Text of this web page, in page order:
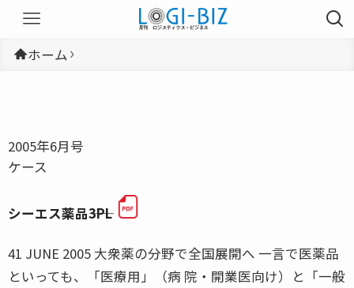
ホーム
2005年6月号
ケース
シーエス薬品――3PL
41 JUNE 2005 大衆薬の分野で全国展開へ 一言で医薬品
といっても、「医療用」（病 院・開業医向け）と「一般